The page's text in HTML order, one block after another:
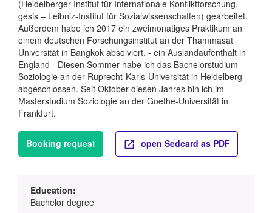
(Heidelberger Institut für Internationale Konfliktforschung,
gesis – Leibniz-Institut für Sozialwissenschaften) gearbeitet.
Außerdem habe ich 2017 ein zweimonatiges Praktikum an
einem deutschen Forschungsinstitut an der Thammasat
Universität in Bangkok absolviert. - ein Auslandaufenthalt in
England - Diesen Sommer habe ich das Bachelorstudium
Soziologie an der Ruprecht-Karls-Universität in Heidelberg
abgeschlossen. Seit Oktober diesen Jahres bin ich im
Masterstudium Soziologie an der Goethe-Universität in
Frankfurt.
Booking request open Sedcard as PDF
Education:
Bachelor degree